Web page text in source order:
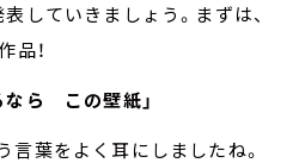
していきましょう。まずは、
品！
ら この壁紙」
葉をよく耳にしましたね。